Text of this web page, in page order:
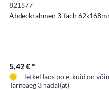
821677
Abdeckrahmen 3-fach
5,42 € *
Hetkel laos pole, kuid on
Tarneaeg 3 nädal(at)